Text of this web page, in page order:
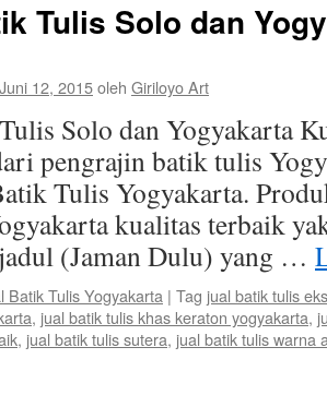
Tulis Solo dan
Juni 12, 2015oleh Giriloyo Art
Solo dan Yogyakarta
pengrajin batik tulis
Tulis Yogyakarta.
kualitas terbaik
(Jaman Dulu) yang …
Batik Tulis Yogyakarta | Tag jual batik tulis
, jual batik tulis khas keraton yogyakarta,
, jual batik tulis sutera, jual batik tulis warna